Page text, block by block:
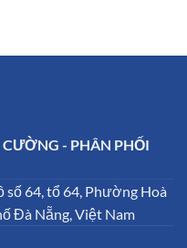
- PHÂN PHỐI
số 64, tổ 64, Phường Hoà
Đà Nẵng, Việt Nam